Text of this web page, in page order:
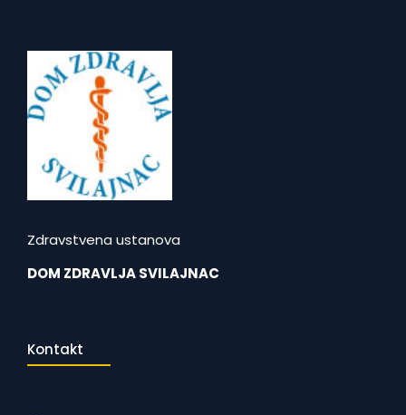
Zdravstvena ustanova
DOM ZDRAVLJA SVILAJNAC
Kontakt